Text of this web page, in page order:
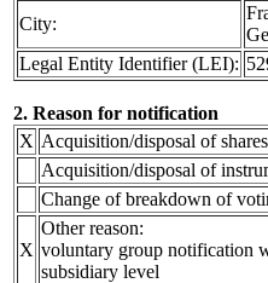
City:
Legal Entity Identifier (LEI):
2. Reason for notification
X Acquisition/disposal of
Acquisition/disposal of
Change of breakdown of
X
Other reason:
voluntary group notification
subsidiary level